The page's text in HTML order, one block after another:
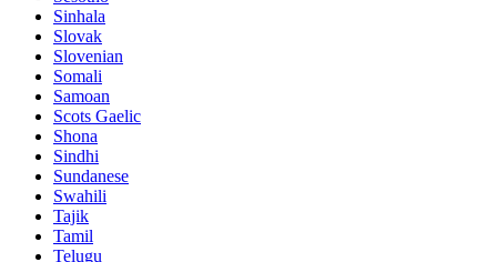
Sinhala
Slovak
Slovenian
Somali
Samoan
Scots Gaelic
Shona
Sindhi
Sundanese
Swahili
Tajik
Tamil
Telugu